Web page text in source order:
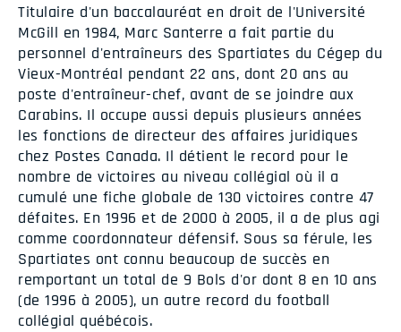
Titulaire d'un baccalauréat en droit de l'Université
McGill en 1984, Marc Santerre a fait partie du
personnel d'entraîneurs des Spartiates du Cégep du
Vieux-Montréal pendant 22 ans, dont 20 ans au
poste d'entraîneur-chef, avant de se joindre aux
Carabins. Il occupe aussi depuis plusieurs années
les fonctions de directeur des affaires juridiques
chez Postes Canada. Il détient le record pour le
nombre de victoires au niveau collégial où il a
cumulé une fiche globale de 130 victoires contre 47
défaites. En 1996 et de 2000 à 2005, il a de plus agi
comme coordonnateur défensif. Sous sa férule, les
Spartiates ont connu beaucoup de succès en
remportant un total de 9 Bols d'or dont 8 en 10 ans
(de 1996 à 2005), un autre record du football
collégial québécois.